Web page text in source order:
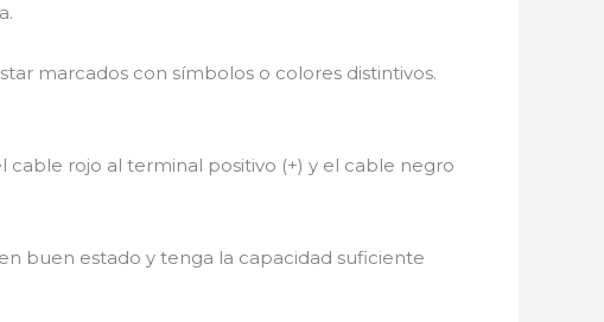
marcados con símbolos o colores distintivos.
rojo al terminal positivo (+) y el cable negro
buen estado y tenga la capacidad suficiente